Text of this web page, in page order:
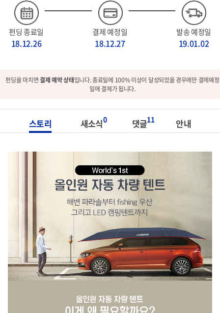
펀딩 종료일
18.12.26
결제 예정일
18.12.27
발송 예정일
19.01.02
펀딩을 마치면결제 예약 상태입니다. 종료일에 100% 이상이 달성되었을 경우에만 결제예정
일에 결제가 됩니다.
스토리 새소식0 댓글11 안내